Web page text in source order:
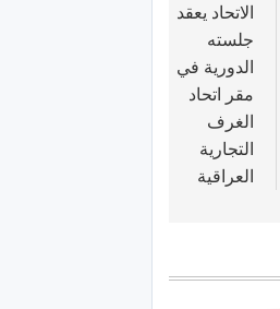
الاتحاد يعقد
جلسته
الدورية في
مقر اتحاد
الغرف
التجارية
العراقية